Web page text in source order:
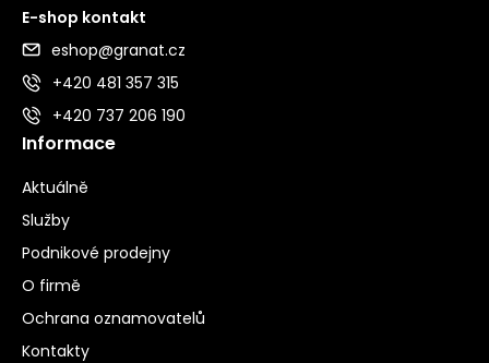
E-shop kontakt
eshop@granat.cz
+420 481 357 315
+420 737 206 190
Informace
Aktuálně
Služby
Podnikové prodejny
O firmě
Ochrana oznamovatelů
Kontakty